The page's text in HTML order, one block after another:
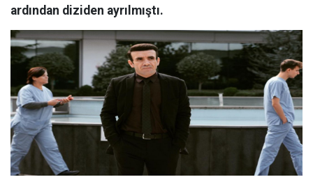
ardından diziden ayrılmıştı.